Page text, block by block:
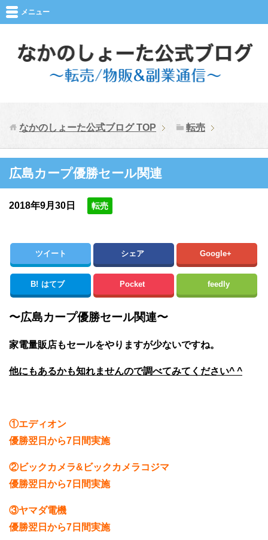
メニュー
なかのしょーた公式ブログTOP 転売
広島カープ優勝セール関連
2018年9月30日 転売
ツイート シェア Google+
B! はてブ Pocket feedly
〜広島カープ優勝セール関連〜
家電量販店もセールをやりますが少ないですね。
他にもあるかも知れませんので調べてみてください^ ^
①エディオン
優勝翌日から7日間実施
②ビックカメラ&ビックカメラコジマ
優勝翌日から7日間実施
③ヤマダ電機
優勝翌日から7日間実施